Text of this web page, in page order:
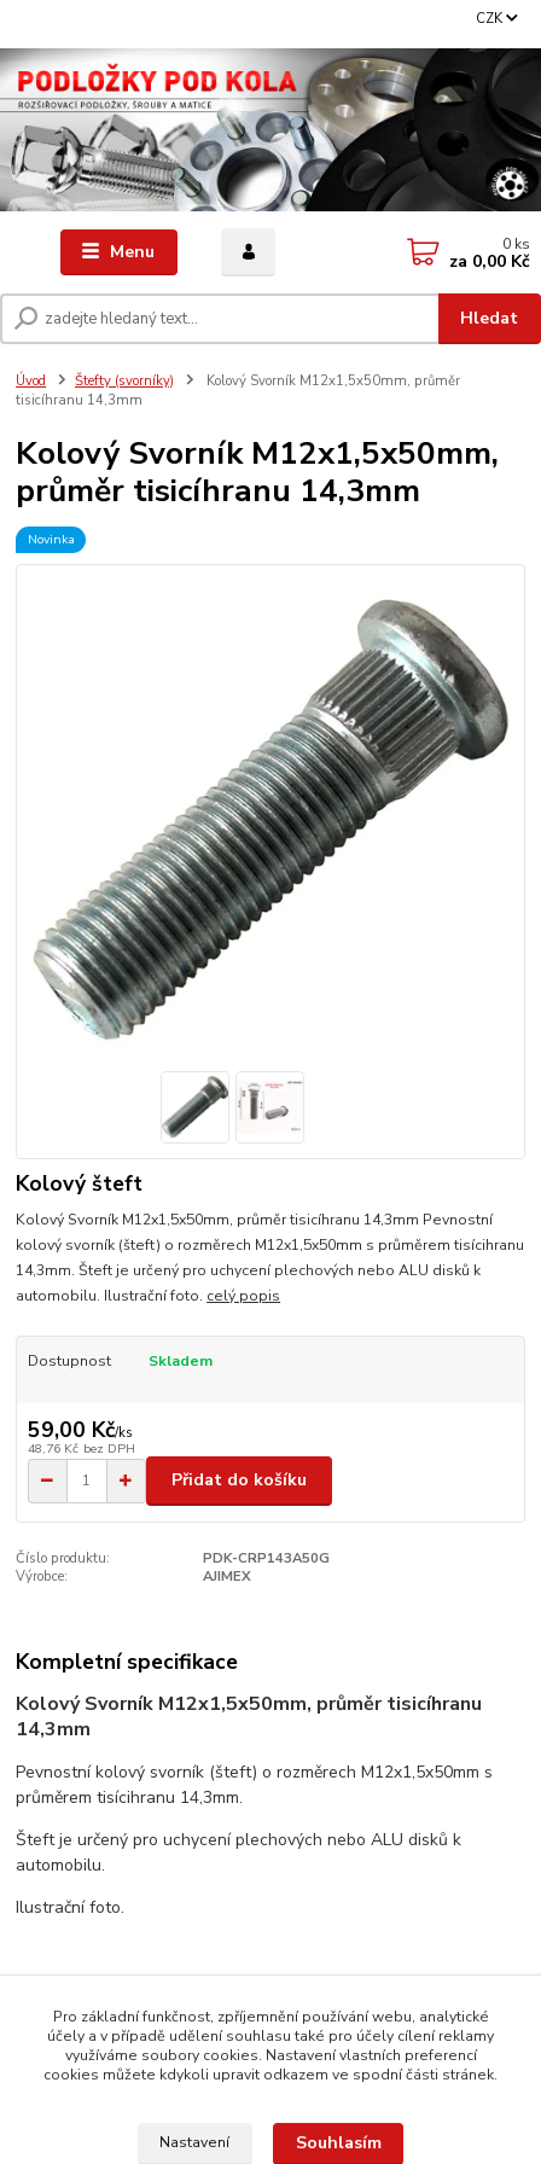
Menu
CZK
Hledat
0 ks
za 0,00 Kč
Úvod Štefty (svorníky)
Kolový Svorník M12x1,5x50mm, průměr
tisicíhranu 14,3mm
Kolový Svorník M12x1,5x50mm,
průměr tisicíhranu 14,3mm
Novinka
Kolový šteft
Kolový Svorník M12x1,5x50mm, průměr tisicíhranu 14,3mm Pevnostní
kolový svorník (šteft) o rozměrech M12x1,5x50mm s průměrem tisícihranu
14,3mm. Šteft je určený pro uchycení plechových nebo ALU disků k
automobilu. Ilustrační foto. celý popis
Dostupnost Skladem
59,00 Kč/ks
48,76 Kč bez DPH
Přidat do košíku
Číslo produktu:
PDK-CRP143A50G
Výrobce:
AJIMEX
Kompletní specifikace
Kolový Svorník M12x1,5x50mm, průměr tisicíhranu
14,3mm
Pevnostní kolový svorník (šteft) o rozměrech M12x1,5x50mm s
průměrem tisícihranu 14,3mm.
Šteft je určený pro uchycení plechových nebo ALU disků k
automobilu.
Ilustrační foto.
Štefty (svorníky)
Závit M12x1,5
Pro základní funkčnost, zpříjemnění používání webu, analytické
účely a v případě udělení souhlasu také pro účely cílení reklamy
využíváme soubory cookies. Nastavení vlastních preferencí
cookies můžete kdykoli upravit odkazem ve spodní části stránek.
Nastavení Souhlasím